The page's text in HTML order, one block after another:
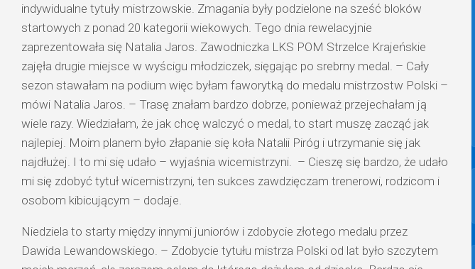
indywidualne tytuły mistrzowskie. Zmagania były podzielone na sześć bloków
startowych z ponad 20 kategorii wiekowych. Tego dnia rewelacyjnie
zaprezentowała się Natalia Jaros. Zawodniczka LKS POM Strzelce Krajeńskie
zajęła drugie miejsce w wyścigu młodziczek, sięgając po srebrny medal. – Cały
sezon stawałam na podium więc byłam faworytką do medalu mistrzostw Polski –
mówi Natalia Jaros. – Trasę znałam bardzo dobrze, ponieważ przejechałam ją
wiele razy. Wiedziałam, że jak chcę walczyć o medal, to start muszę zacząć jak
najlepiej. Moim planem było złapanie się koła Natalii Piróg i utrzymanie się jak
najdłużej. I to mi się udało – wyjaśnia wicemistrzyni. – Cieszę się bardzo, że udało
mi się zdobyć tytuł wicemistrzyni, ten sukces zawdzięczam trenerowi, rodzicom i
osobom kibicującym – dodaje.
Niedziela to starty między innymi juniorów i zdobycie złotego medalu przez
Dawida Lewandowskiego. – Zdobycie tytułu mistrza Polski od lat było szczytem